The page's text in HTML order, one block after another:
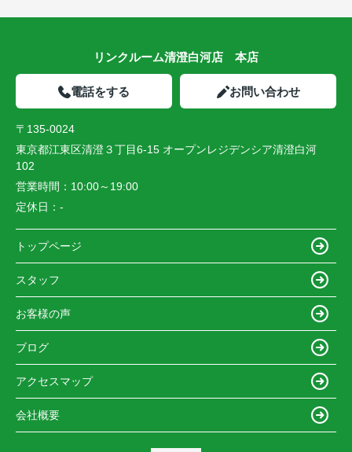
リンクルーム清澄白河店 本店
電話をする お問い合わせ
〒135-0024
東京都江東区清澄３丁目6-15 オープンレジデンシア清澄白河
102
営業時間： 10:00～19:00
定休日： -
トップページ
スタッフ
お客様の声
ブログ
アクセスマップ
会社概要